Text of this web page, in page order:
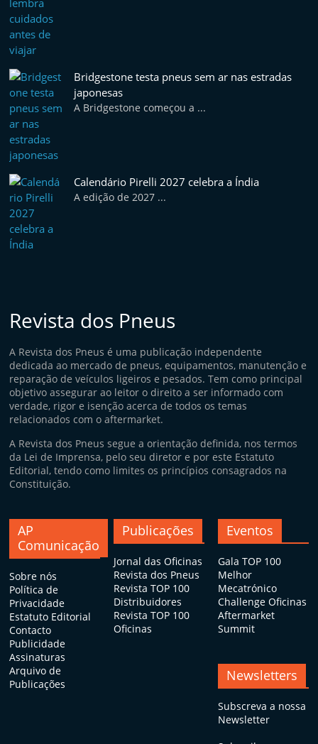
Bridgestone testa pneus sem ar nas estradas
japonesas
A Bridgestone começou a ...
Calendário Pirelli 2027 celebra a Índia
A edição de 2027 ...
Revista dos Pneus
A Revista dos Pneus é uma publicação independente
dedicada ao mercado de pneus, equipamentos, manutenção e
reparação de veículos ligeiros e pesados. Tem como principal
objetivo assegurar ao leitor o direito a ser informado com
verdade, rigor e isenção acerca de todos os temas
relacionados com o aftermarket.
A Revista dos Pneus segue a orientação definida, nos termos
da Lei de Imprensa, pelo seu diretor e por este Estatuto
Editorial, tendo como limites os princípios consagrados na
Constituição.
AP
Comunicação
Sobre nós
Política de
Privacidade
Estatuto Editorial
Contacto
Publicidade
Assinaturas
Arquivo de
Publicações
Publicações
Jornal das Oficinas
Revista dos Pneus
Revista TOP 100
Distribuidores
Revista TOP 100
Oficinas
Eventos
Gala TOP 100
Melhor
Mecatrónico
Challenge Oficinas
Aftermarket
Summit
Newsletters
Subscreva a nossa
Newsletter